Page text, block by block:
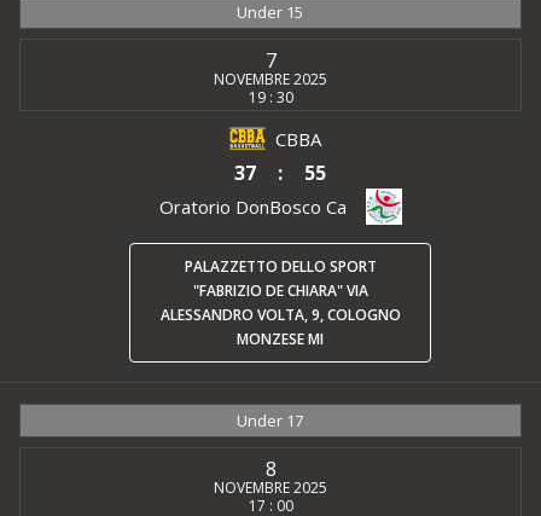
Under 15
7
NOVEMBRE 2025
19 : 30
CBBA
37 : 55
Oratorio DonBosco Ca
PALAZZETTO DELLO SPORT
"FABRIZIO DE CHIARA" VIA
ALESSANDRO VOLTA, 9, COLOGNO
MONZESE MI
Under 17
8
NOVEMBRE 2025
17 : 00